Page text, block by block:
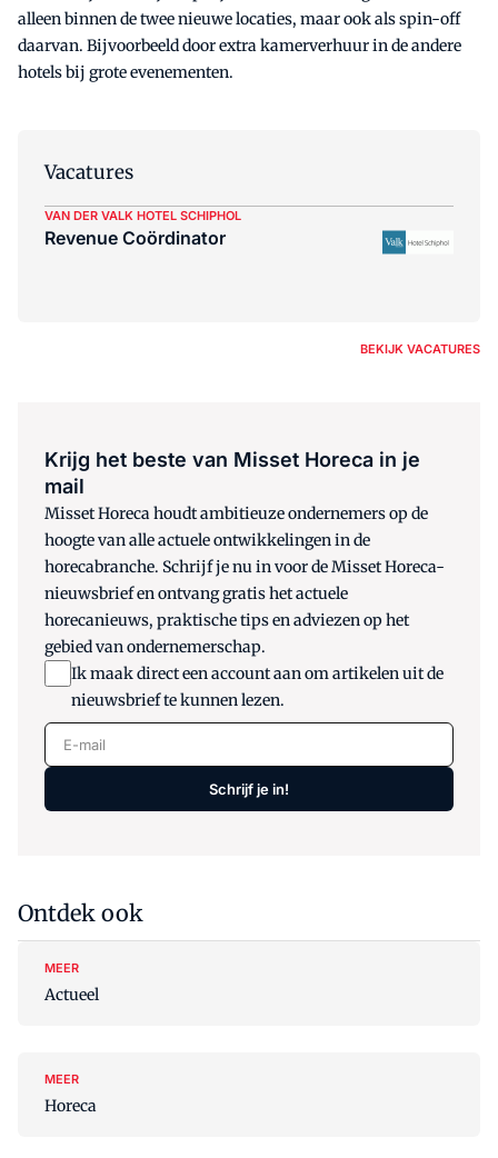
alleen binnen de twee nieuwe locaties, maar ook als spin-off
daarvan. Bijvoorbeeld door extra kamerverhuur in de andere
hotels bij grote evenementen.
Vacatures
VAN DER VALK HOTEL SCHIPHOL
Revenue Coördinator
BEKIJK VACATURES
Krijg het beste van Misset Horeca in je
mail
Misset Horeca houdt ambitieuze ondernemers op de
hoogte van alle actuele ontwikkelingen in de
horecabranche. Schrijf je nu in voor de Misset Horeca-
nieuwsbrief en ontvang gratis het actuele
horecanieuws, praktische tips en adviezen op het
gebied van ondernemerschap.
Ik maak direct een account aan om artikelen uit de
nieuwsbrief te kunnen lezen.
E-mail
Schrijf je in!
Ontdek ook
MEER
Actueel
MEER
Horeca